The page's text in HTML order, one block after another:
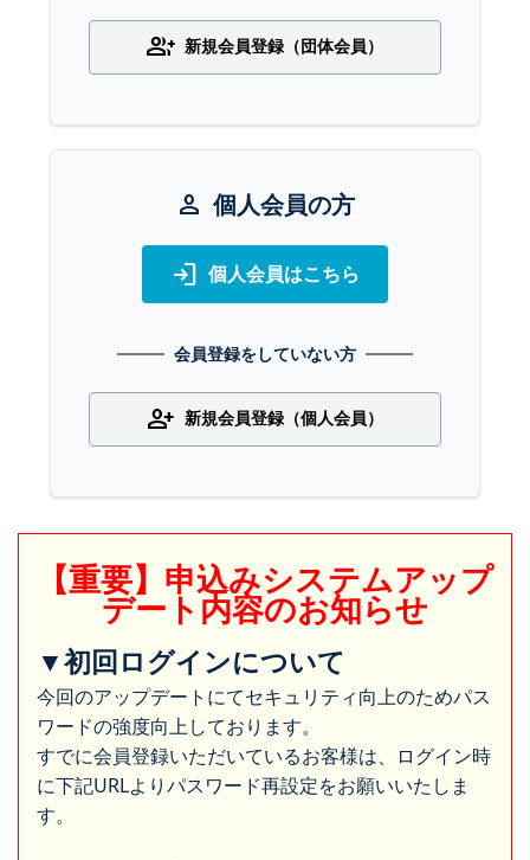
group_add 新規会員登録（団体会員）
person 個人会員の方
login 個人会員はこちら
会員登録をしていない方
person_add 新規会員登録（個人会員）
【重要】申込みシステムアップ
デート内容のお知らせ
▼初回ログインについて
今回のアップデートにてセキュリティ向上のためパス
ワードの強度向上しております。
すでに会員登録いただいているお客様は、ログイン時
に下記URLよりパスワード再設定をお願いいたしま
す。